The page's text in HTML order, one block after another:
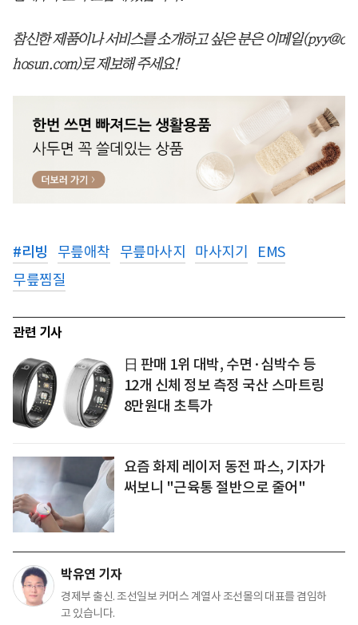
참신한 제품이나 서비스를 소개하고 싶은 분은 이메일(pyy@c
hosun.com)로 제보해 주세요!
#리빙 무릎애착 무릎마사지 마사지기
EMS
무릎찜질
관련 기사
日 판매 1위 대박, 수면·심박수 등
12개 신체 정보 측정 국산 스마트링
8만원대 초특가
요즘 화제 레이저 동전 파스, 기자가
써보니 "근육통 절반으로 줄어"
박유연 기자
경제부 출신. 조선일보 커머스 계열사 조선몰의 대표를 겸임하
고 있습니다.